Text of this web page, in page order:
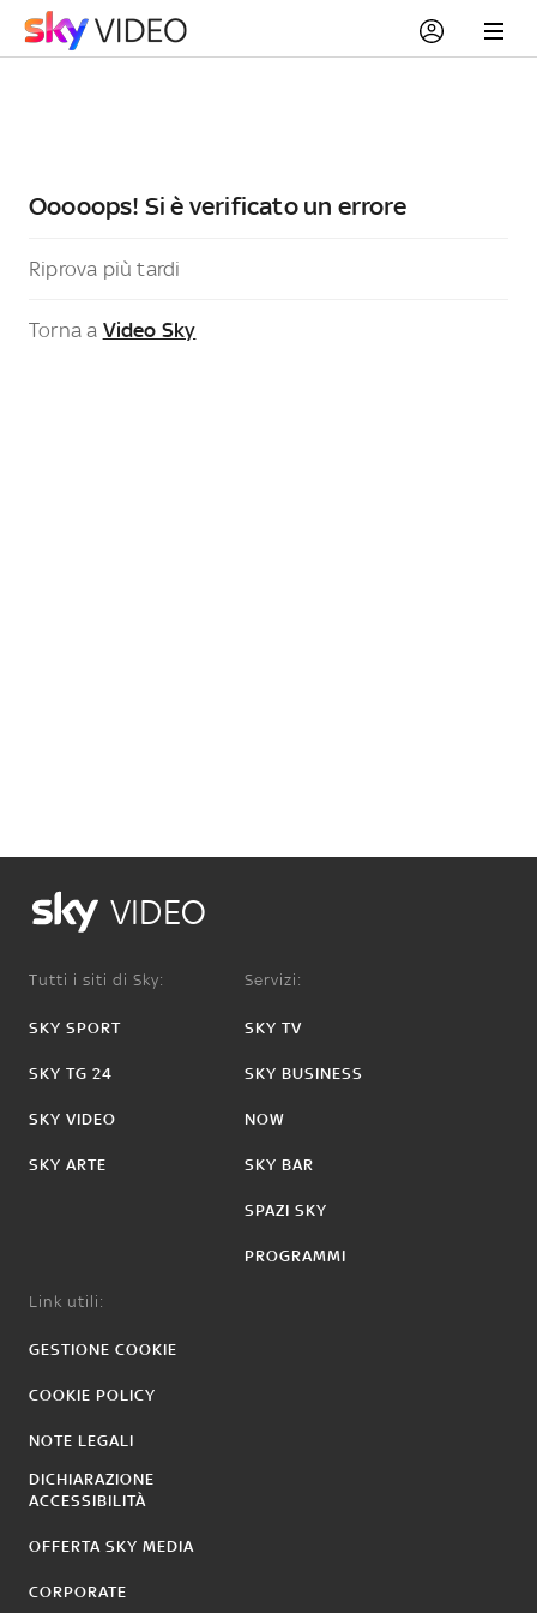
Ooooops! Si è verificato un errore
Riprova più tardi
Torna a Video Sky
VIDEO
Tutti i siti di Sky:
SKY SPORT
SKY TG 24
SKY VIDEO
SKY ARTE
Servizi:
SKY TV
SKY BUSINESS
NOW
SKY BAR
SPAZI SKY
PROGRAMMI
Link utili:
GESTIONE COOKIE
COOKIE POLICY
NOTE LEGALI
DICHIARAZIONE
ACCESSIBILITÀ
OFFERTA SKY MEDIA
CORPORATE